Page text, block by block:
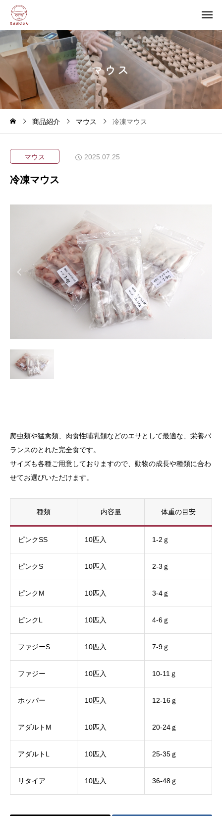
マウス
商品紹介 マウス 冷凍マウス
マウス 2025.07.25
冷凍マウス
爬虫類や猛禽類、肉食性哺乳類などのエサとして最適な、栄養バ
ランスのとれた完全食です。
サイズも各種ご用意しておりますので、動物の成長や種類に合わ
せてお選びいただけます。
種類 内容量 体重の目安
ピンクSS 10匹入 1-2ｇ
ピンクS 10匹入 2-3ｇ
ピンクM 10匹入 3-4ｇ
ピンクL 10匹入 4-6ｇ
ファジーS 10匹入 7-9ｇ
ファジー 10匹入 10-11ｇ
ホッパー 10匹入 12-16ｇ
アダルトM 10匹入 20-24ｇ
アダルトL 10匹入 25-35ｇ
リタイア 10匹入 36-48ｇ